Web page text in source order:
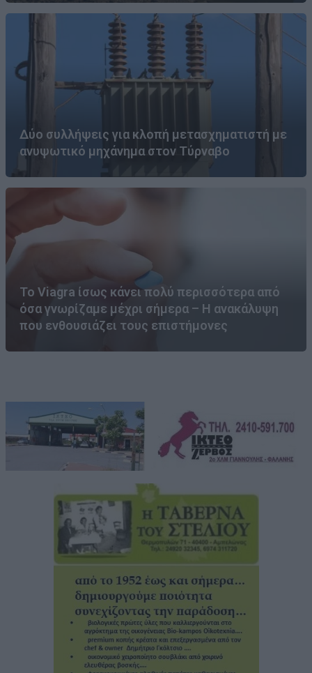
Δύο συλλήψεις για κλοπή μετασχηματιστή με
ανυψωτικό μηχάνημα στον Τύρναβο
Το Viagra ίσως κάνει πολύ περισσότερα από
όσα γνωρίζαμε μέχρι σήμερα – Η ανακάλυψη
που ενθουσιάζει τους επιστήμονες